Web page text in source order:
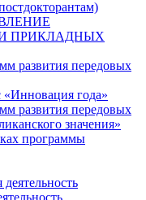
ПРИКЛАДНЫХ
развития передовых
«Инновация года»
развития передовых
значения»
программы